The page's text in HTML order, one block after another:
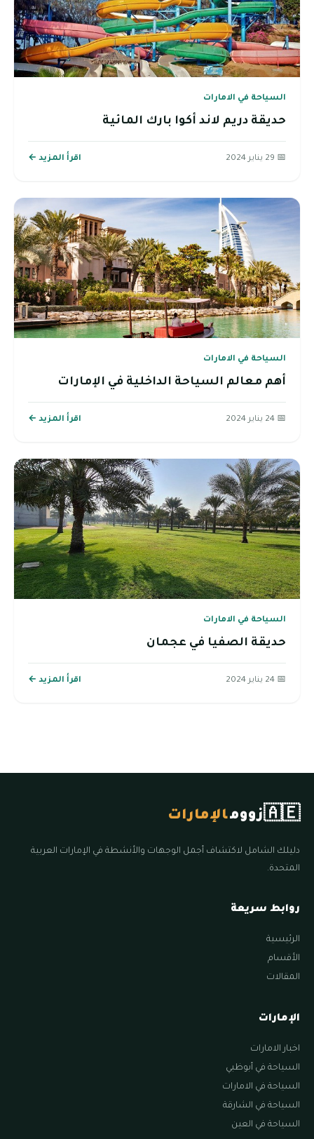
السياحة في الامارات
حديقة دريم لاند أكوا بارك المائية
📅 29 يناير 2024 اقرأ المزيد ←
السياحة في الامارات
أهم معالم السياحة الداخلية في الإمارات
📅 24 يناير 2024 اقرأ المزيد ←
السياحة في الامارات
حديقة الصفيا في عجمان
📅 24 يناير 2024 اقرأ المزيد ←
🇦🇪زوومالإمارات
دليلك الشامل لاكتشاف أجمل الوجهات والأنشطة في الإمارات العربية
المتحدة.
روابط سريعة
الرئيسية
الأقسام
المقالات
الإمارات
اخبار الامارات
السياحة في أبوظبي
السياحة في الامارات
السياحة في الشارقة
السياحة في العين